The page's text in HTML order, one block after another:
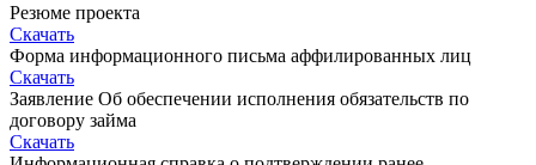
Резюме проекта
Скачать
Форма информационного письма аффилированных лиц
Скачать
Заявление Об обеспечении исполнения обязательств по
договору займа
Скачать